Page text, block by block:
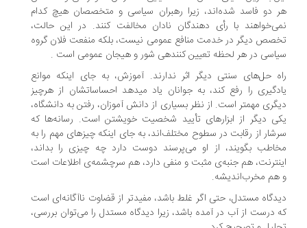
دو فاسد شده‌اند، زیرا رهبران سیاسی و متخصصان هیچ کدام
با رأی دهندگان نادان مخالفت کنند. در این حالت،
دیگر در خدمت منافع عمومی نیست، بلکه منفعت فلان گروه
در هر لحظه تعیین کنندهی شور و هیجان عمومی است .
حل‌های سنتی دیگر اثر ندارند. آموزش، به جای اینکه موانع
را رفع کند، به جوانان یاد میدهد احساساتشان از هرچیز
مهمتر است. از نظر بسیاری از دانش آموزان، رفتن به دانشگاه،
دیگر از ابزارهای تأیید شخصیت خویشتن است. رسانه‌ها که
از رقابت در سطوح مختلف‌اند، به جای اینکه چیزهای مهم را به
بگویند، از او می‌پرسند دوست دارد چه چیزی را بداند،
هم جنبه‌ی مثبت و منفی دارد، هم سرچشمه‌ی اطلاعات است
مخرب‌اندیشه.
مستدل، حتی اگر غلط باشد، مفیدتر از قضاوت ناآگانه‌ای است
درست از آب در آمده باشد، زیرا دیدگاه مستدل را می‌توان بررسی،